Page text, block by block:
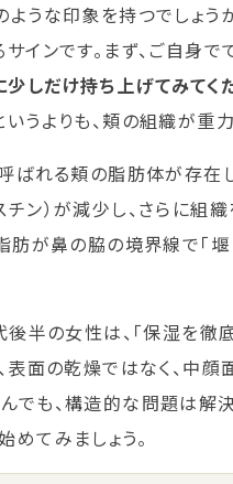
うな印象を持つでしょう
インです。まず、ご自身
しだけ持ち上げてみてく
うよりも、頬の組織が重
ばれる頬の脂肪体が存
ン）が減少し、さらに組
肪が鼻の脇の境界線で「
半の女性は、「保湿を
表面の乾燥ではなく、中
も、構造的な問題は解
てみましょう。